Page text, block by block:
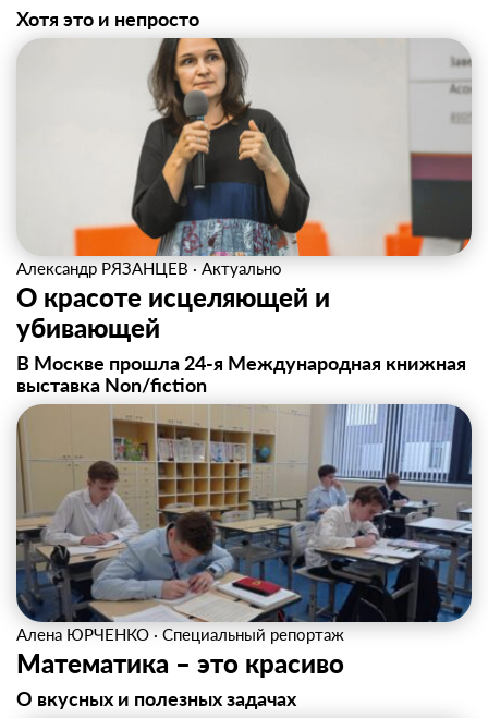
Хотя это и непросто
Александр РЯЗАНЦЕВ · Актуально
О красоте исцеляющей и
убивающей
В Москве прошла 24‑я Международная книжная
выставка Non/fiction
Алена ЮРЧЕНКО · Специальный репортаж
Математика – это красиво
О вкусных и полезных задачах